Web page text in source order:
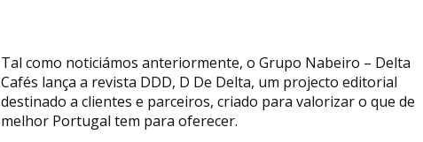
Tal como noticiámos anteriormente, o Grupo Nabeiro – Delta
Cafés lança a revista DDD, D De Delta, um projecto editorial
destinado a clientes e parceiros, criado para valorizar o que de
melhor Portugal tem para oferecer.